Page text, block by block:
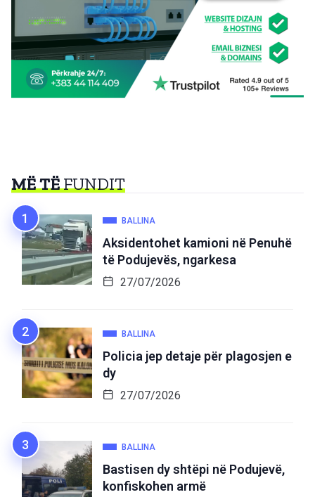
MË TËFUNDIT
BALLINA
Aksidentohet kamioni në Penuhë
të Podujevës, ngarkesa
27/07/2026
BALLINA
Policia jep detaje për plagosjen e
dy
27/07/2026
BALLINA
Bastisen dy shtëpi në Podujevë,
konfiskohen armë